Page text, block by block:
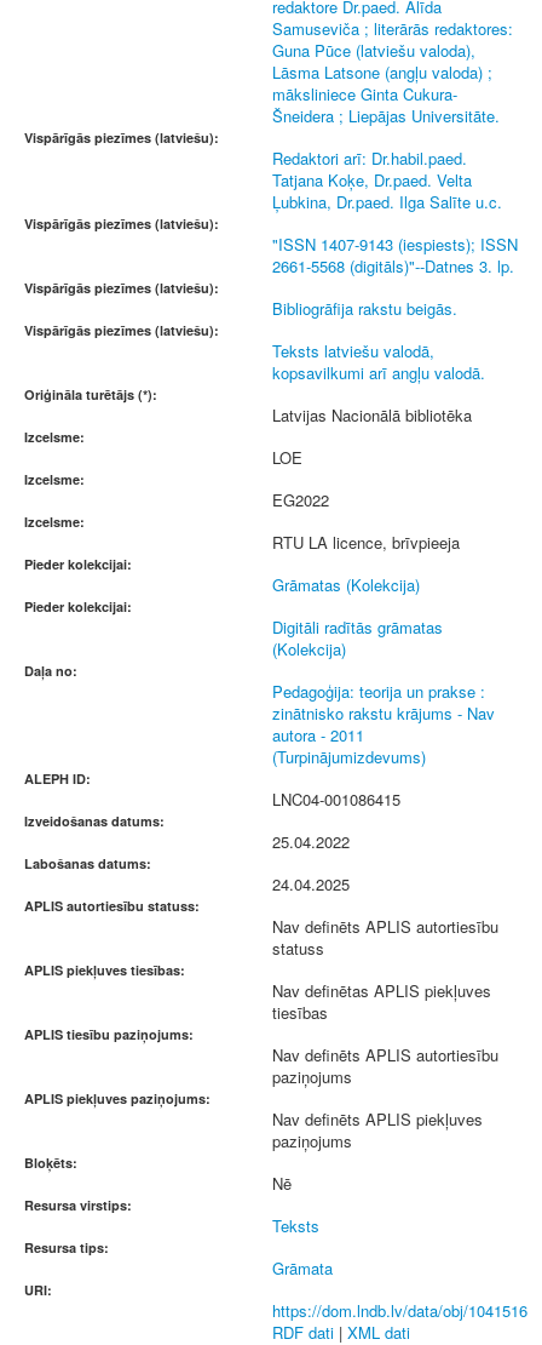
redaktore Dr.paed. Alīda
Samuseviča ; literārās redaktores:
Guna Pūce (latviešu valoda),
Lāsma Latsone (angļu valoda) ;
māksliniece Ginta Cukura-
Šneidera ; Liepājas Universitāte.
Vispārīgās piezīmes (latviešu):
Redaktori arī: Dr.habil.paed.
Tatjana Koķe, Dr.paed. Velta
Ļubkina, Dr.paed. Ilga Salīte u.c.
Vispārīgās piezīmes (latviešu):
"ISSN 1407-9143 (iespiests); ISSN
2661-5568 (digitāls)"--Datnes 3. lp.
Vispārīgās piezīmes (latviešu):
Bibliogrāfija rakstu beigās.
Vispārīgās piezīmes (latviešu):
Teksts latviešu valodā,
kopsavilkumi arī angļu valodā.
Oriģināla turētājs (*):
Latvijas Nacionālā bibliotēka
Izcelsme:
LOE
Izcelsme:
EG2022
Izcelsme:
RTU LA licence, brīvpieeja
Pieder kolekcijai:
Grāmatas (Kolekcija)
Pieder kolekcijai:
Digitāli radītās grāmatas
(Kolekcija)
Daļa no:
Pedagoģija: teorija un prakse :
zinātnisko rakstu krājums - Nav
autora - 2011
(Turpinājumizdevums)
ALEPH ID:
LNC04-001086415
Izveidošanas datums:
25.04.2022
Labošanas datums:
24.04.2025
APLIS autortiesību statuss:
Nav definēts APLIS autortiesību
statuss
APLIS piekļuves tiesības:
Nav definētas APLIS piekļuves
tiesības
APLIS tiesību paziņojums:
Nav definēts APLIS autortiesību
paziņojums
APLIS piekļuves paziņojums:
Nav definēts APLIS piekļuves
paziņojums
Bloķēts:
Nē
Resursa virstips:
Teksts
Resursa tips:
Grāmata
URI:
https://dom.lndb.lv/data/obj/1041516
RDF dati | XML dati